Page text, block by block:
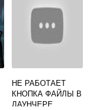
НЕ РАБОТАЕТ
КНОПКА ФАЙЛЫ В
ЛАУНЧЕРЕ